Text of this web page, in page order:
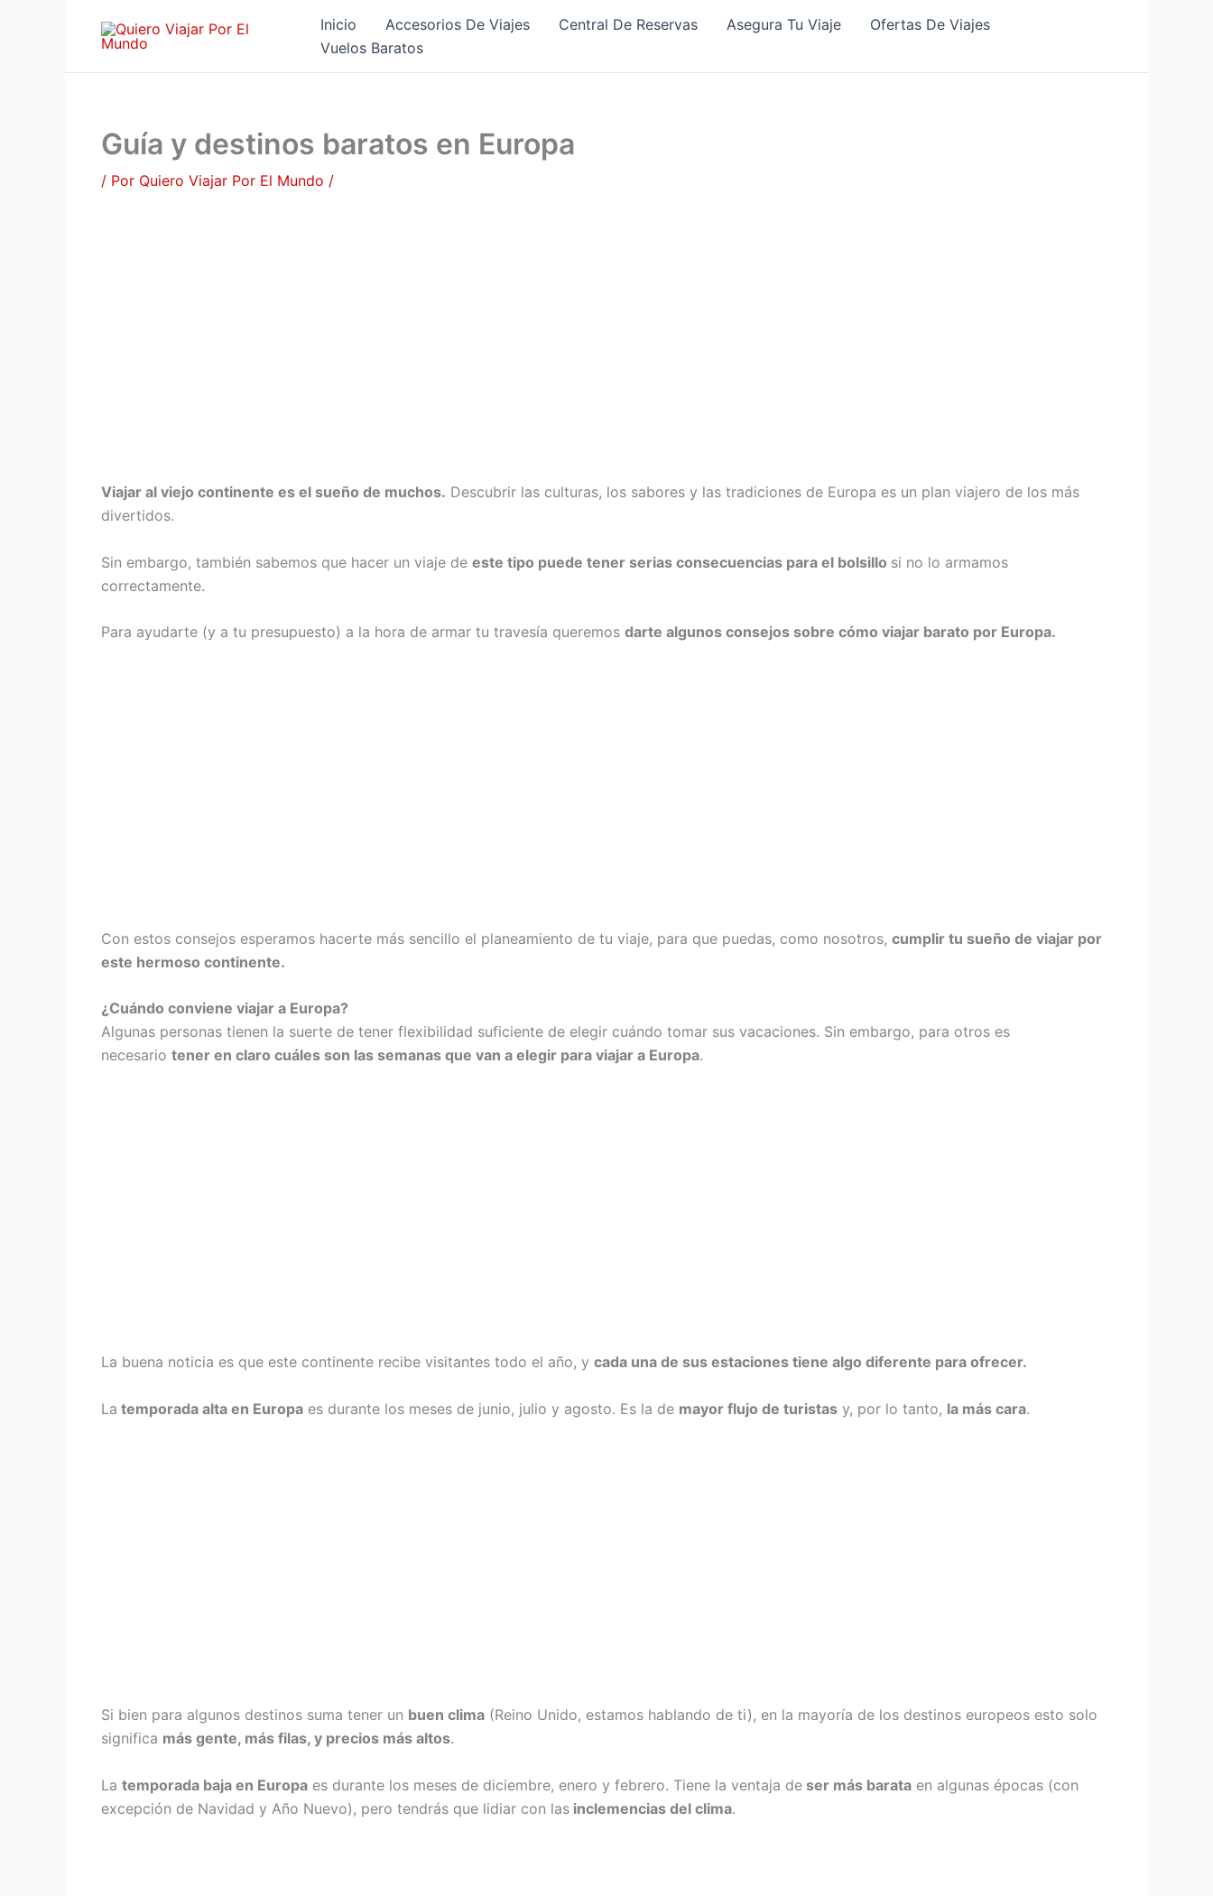
Inicio Accesorios De Viajes Central De Reservas Asegura Tu Viaje
Ofertas De Viajes
Vuelos Baratos
Guía y destinos baratos en Europa
/ Por Quiero Viajar Por El Mundo /
Viajar al viejo continente es el sueño de muchos. Descubrir las culturas, los sabores y las tradiciones de Europa es un plan viajero de los más
divertidos.
Sin embargo, también sabemos que hacer un viaje de este tipo puede tener serias consecuencias para el bolsillo si no lo armamos
correctamente.
Para ayudarte (y a tu presupuesto) a la hora de armar tu travesía queremos darte algunos consejos sobre cómo viajar barato por Europa.
Con estos consejos esperamos hacerte más sencillo el planeamiento de tu viaje, para que puedas, como nosotros, cumplir tu sueño de viajar por
este hermoso continente.
¿Cuándo conviene viajar a Europa?
Algunas personas tienen la suerte de tener flexibilidad suficiente de elegir cuándo tomar sus vacaciones. Sin embargo, para otros es
necesario tener en claro cuáles son las semanas que van a elegir para viajar a Europa.
La buena noticia es que este continente recibe visitantes todo el año, y cada una de sus estaciones tiene algo diferente para ofrecer.
La temporada alta en Europa es durante los meses de junio, julio y agosto. Es la de mayor flujo de turistas y, por lo tanto, la más cara.
Si bien para algunos destinos suma tener un buen clima (Reino Unido, estamos hablando de ti), en la mayoría de los destinos europeos esto solo
significa más gente, más filas, y precios más altos.
La temporada baja en Europa es durante los meses de diciembre, enero y febrero. Tiene la ventaja de ser más barata en algunas épocas (con
excepción de Navidad y Año Nuevo), pero tendrás que lidiar con las inclemencias del clima.